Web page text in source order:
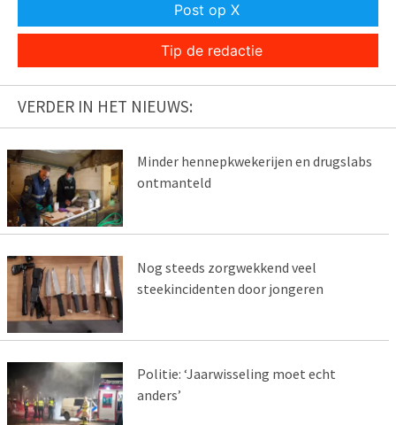
Post op X
Tip de redactie
VERDER IN HET NIEUWS:
Minder hennepkwekerijen en drugslabs
ontmanteld
Nog steeds zorgwekkend veel
steekincidenten door jongeren
Politie: ‘Jaarwisseling moet echt
anders’